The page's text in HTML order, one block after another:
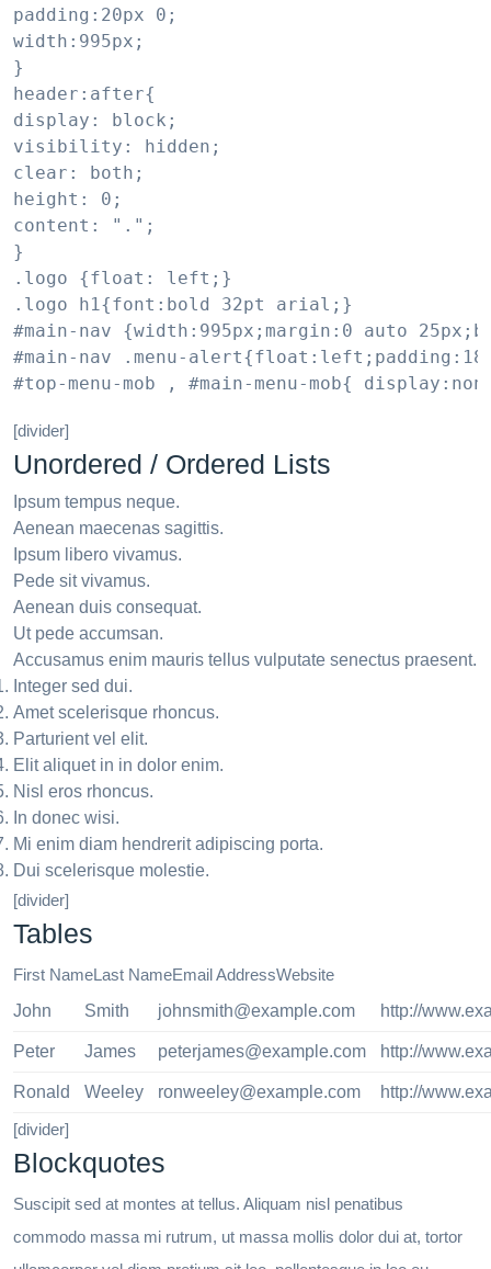
padding:20px 0;
width:995px;
}
header:after{
display: block;
visibility: hidden;
clear: both;
height: 0;
content: ".";
}
.logo {float: left;}
.logo h1{font:bold 32pt arial;}
#main-nav {width:995px;margin:0 auto
#main-nav .menu-
#top-menu-mob , #main-menu-mob{
[divider]
Unordered / Ordered Lists
Ipsum tempus neque.
Aenean maecenas sagittis.
Ipsum libero vivamus.
Pede sit vivamus.
Aenean duis consequat.
Ut pede accumsan.
Accusamus enim mauris tellus vulputate senectus praesent.
Integer sed dui.
Amet scelerisque rhoncus.
Parturient vel elit.
Elit aliquet in in dolor enim.
Nisl eros rhoncus.
In donec wisi.
Mi enim diam hendrerit adipiscing porta.
Dui scelerisque molestie.
[divider]
Tables
First NameLast NameEmail AddressWebsite
John
Smith johnsmith@example.com http://
Peter James peterjames@example.com http://
Ronald Weeley ronweeley@example.com
http://
[divider]
Blockquotes
Suscipit sed at montes at tellus. Aliquam nisl penatibus
commodo massa mi rutrum, ut massa mollis dolor dui at, tortor